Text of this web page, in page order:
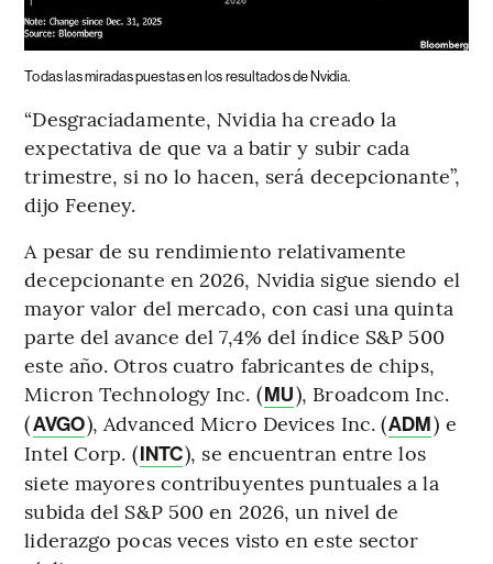
Todas las miradas puestas en los resultados de Nvidia.
“Desgraciadamente, Nvidia ha creado la
expectativa de que va a batir y subir cada
trimestre, si no lo hacen, será decepcionante”,
dijo Feeney.
A pesar de su rendimiento relativamente
decepcionante en 2026, Nvidia sigue siendo el
mayor valor del mercado, con casi una quinta
parte del avance del 7,4% del índice S&P 500
este año. Otros cuatro fabricantes de chips,
Micron Technology Inc. (MU), Broadcom Inc.
(AVGO), Advanced Micro Devices Inc. (ADM) e
Intel Corp. (INTC), se encuentran entre los
siete mayores contribuyentes puntuales a la
subida del S&P 500 en 2026, un nivel de
liderazgo pocas veces visto en este sector